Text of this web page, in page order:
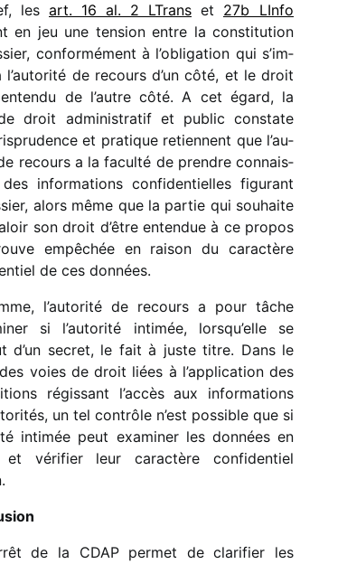
les art. 16 al. 2 LTrans et 27b LInfo
en jeu une tension entre la consti­tu­tion
confor­mé­ment à l’obli­ga­tion qui s’im­
l’au­to­rité de recours d’un côté, et le droit
entendu de l’autre côté. A cet égard, la
droit admi­nis­tra­tif et public constate
et pratique retiennent que l’au­
recours a la faculté de prendre connais­
des infor­ma­tions confi­den­tielles figu­rant
alors même que la partie qui souhaite
son droit d’être enten­due à ce propos
empê­chée en raison du carac­tère
de ces données.
l’au­to­rité de recours a pour tâche
si l’au­to­rité inti­mée, lorsqu’elle se
d’un secret, le fait à juste titre. Dans le
voies de droit liées à l’ap­pli­ca­tion des
régis­sant l’ac­cès aux infor­ma­tions
un tel contrôle n’est possible que si
inti­mée peut exami­ner les données en
et véri­fier leur carac­tère confi­den­tiel
de la CDAP permet de clari­fier les